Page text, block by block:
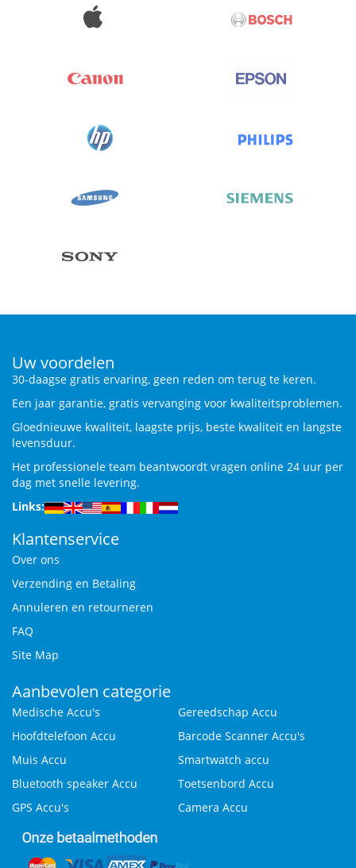
Uw voordelen
30-daagse gratis ervaring, geen reden om terug te keren.
Een jaar garantie, gratis vervanging voor kwaliteitsproblemen.
Gloednieuwe kwaliteit, laagste prijs, beste kwaliteit en langste
levensduur.
Het professionele team beantwoordt vragen online 24 uur per
dag met snelle levering.
Links:
Klantenservice
Over ons
Verzending en Betaling
Annuleren en retourneren
FAQ
Site Map
Aanbevolen categorie
Medische Accu's
Gereedschap Accu
Hoofdtelefoon Accu
Barcode Scanner Accu's
Muis Accu
Smartwatch accu
Bluetooth speaker Accu
Toetsenbord Accu
GPS Accu's
Camera Accu